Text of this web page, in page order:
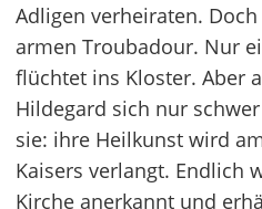
Adligen verheiraten.
armen Troubadour. Nur
flüchtet ins Kloster. Aber
Hildegard sich nur
sie: ihre Heilkunst wird
Kaisers verlangt. Endlich
Kirche anerkannt und